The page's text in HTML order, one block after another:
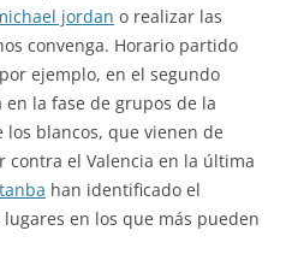
jordan o realizar las
convenga. Horario partido
ejemplo, en el segundo
la fase de grupos de la
los blancos, que vienen de
contra el Valencia en la última
han identificado el
en los que más pueden